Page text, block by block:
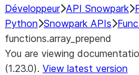
Développeur API Snowpark
Python Snowpark APIs
functions.array_prepend
You are viewing
(1.23.0). View latest version